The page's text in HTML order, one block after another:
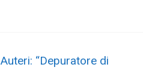
Auteri: “Depuratore di